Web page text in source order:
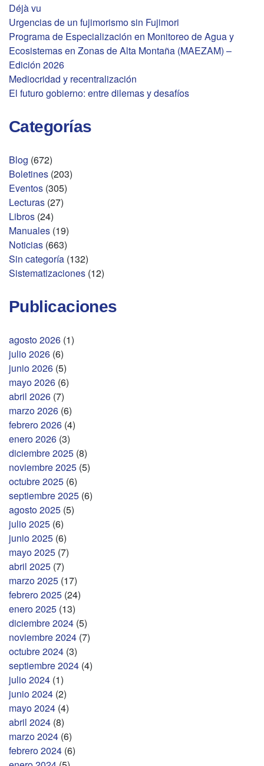
Déjà vu
Urgencias de un fujimorismo sin Fujimori
Programa de Especialización en Monitoreo de Agua y
Ecosistemas en Zonas de Alta Montaña (MAEZAM) –
Edición 2026
Mediocridad y recentralización
El futuro gobierno: entre dilemas y desafíos
Categorías
Blog (672)
Boletines (203)
Eventos (305)
Lecturas (27)
Libros (24)
Manuales (19)
Noticias (663)
Sin categoría (132)
Sistematizaciones (12)
Publicaciones
agosto 2026 (1)
julio 2026 (6)
junio 2026 (5)
mayo 2026 (6)
abril 2026 (7)
marzo 2026 (6)
febrero 2026 (4)
enero 2026 (3)
diciembre 2025 (8)
noviembre 2025 (5)
octubre 2025 (6)
septiembre 2025 (6)
agosto 2025 (5)
julio 2025 (6)
junio 2025 (6)
mayo 2025 (7)
abril 2025 (7)
marzo 2025 (17)
febrero 2025 (24)
enero 2025 (13)
diciembre 2024 (5)
noviembre 2024 (7)
octubre 2024 (3)
septiembre 2024 (4)
julio 2024 (1)
junio 2024 (2)
mayo 2024 (4)
abril 2024 (8)
marzo 2024 (6)
febrero 2024 (6)